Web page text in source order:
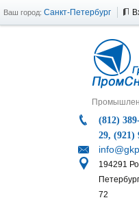
Ваш город: Санкт-Петербург
(812)
29, (921)
194291
72